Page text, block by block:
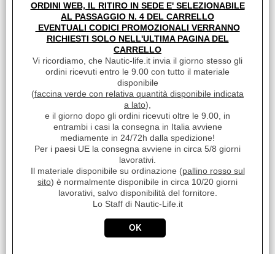
419,90
VHF MARINO FISSO GARMIN VHF 215I AIS
ORDINI WEB, IL RITIRO IN SEDE E' SELEZIONABILE
AL PASSAGGIO N. 4 DEL CARRELLO
EVENTUALI CODICI PROMOZIONALI VERRANNO
RICHIESTI SOLO NELL'ULTIMA PAGINA DEL
CARRELLO
Vi ricordiamo, che Nautic-life.it invia il giorno stesso gli
ordini ricevuti entro le 9.00 con tutto il materiale
disponibile
(faccina verde con relativa quantità disponibile indicata
a lato),
e il giorno dopo gli ordini ricevuti oltre le 9.00, in
entrambi i casi la consegna in Italia avviene
mediamente in 24/72h dalla spedizione!
Per i paesi UE la consegna avviene in circa 5/8 giorni
lavorativi.
Il materiale disponibile su ordinazione (pallino rosso sul
sito) è normalmente disponibile in circa 10/20 giorni
lavorativi, salvo disponibilità del fornitore.
Lo Staff di Nautic-Life.it